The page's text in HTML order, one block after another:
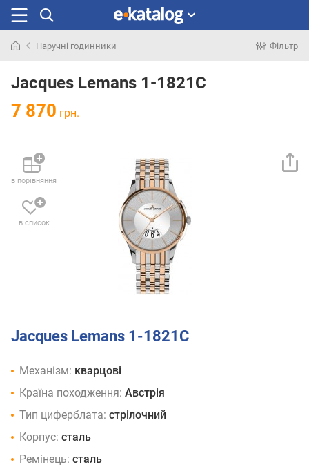
раніше
Наручні годинники Фільтр
Jacques Lemans 1-1821C
7 870 грн.
в порівняння
в список
Jacques Lemans 1-1821C
Механізм: кварцові
Країна походження: Австрія
Тип циферблата: стрілочний
Корпус: сталь
Ремінець: сталь